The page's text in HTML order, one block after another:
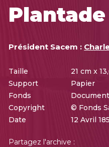
Plantade
Président Sacem :
Taille
21 cm x
Support
Papier
Fonds
Copyright
© Fonds
Date
12 Avril
Partagez l'archive :